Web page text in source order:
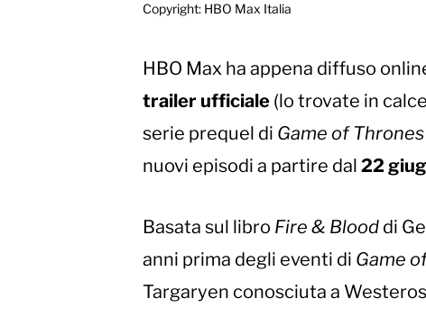
Copyright: HBO Max Italia
HBO Max ha appena diffuso
trailer ufficiale (lo trovate in
serie prequel di Game of Thrones
nuovi episodi a partire dal 22
Basata sul libro Fire & Blood di
anni prima degli eventi di Game
Targaryen conosciuta a